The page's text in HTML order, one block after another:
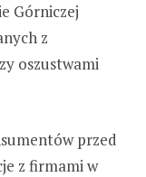
Górniczej
z
oszustwami
przed
z firmami w